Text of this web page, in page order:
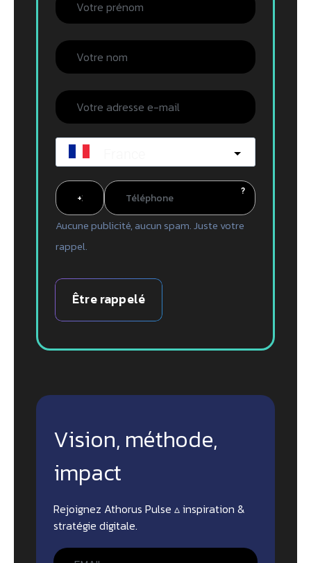
?
Aucune publicité, aucun spam. Juste votre
rappel.
Être rappelé
Vision, méthode,
impact
Rejoignez Athorus Pulse ▵ inspiration &
stratégie digitale.